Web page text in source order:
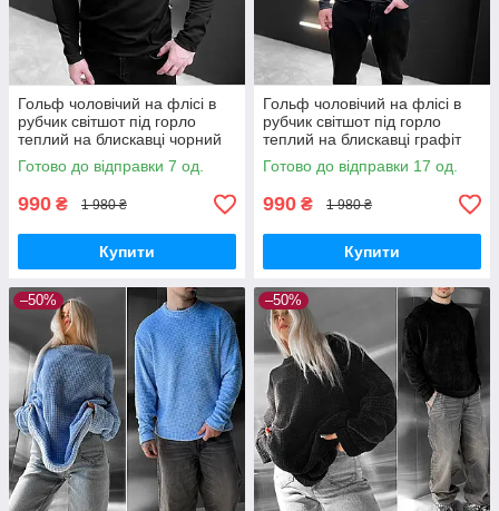
Гольф чоловічий на флісі в
рубчик світшот під горло
теплий на блискавці чорний
Готово до відправки 7 од.
990 ₴ 1 980 ₴
Купити
Гольф чоловічий на флісі в
рубчик світшот під горло
теплий на блискавці графіт
Готово до відправки 17 од.
990 ₴ 1 980 ₴
Купити
–50% –50%